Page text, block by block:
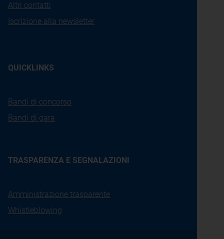
Altri contatti
Iscrizione alla newsletter
QUICKLINKS
Bandi di concorso
Bandi di gara
TRASPARENZA E SEGNALAZIONI
Amministrazione trasparente
Whistleblowing